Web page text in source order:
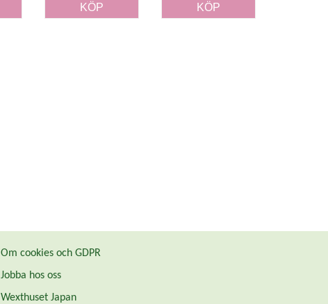
KÖP KÖP
Om cookies och GDPR
Jobba hos oss
Wexthuset Japan